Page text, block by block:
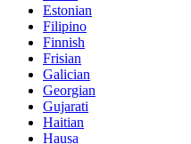
Estonian
Filipino
Finnish
Frisian
Galician
Georgian
Gujarati
Haitian
Hausa